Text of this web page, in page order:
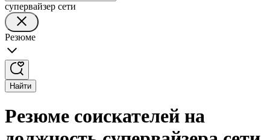
супервайзер сети
Резюме
Найти
Резюме соискателей на